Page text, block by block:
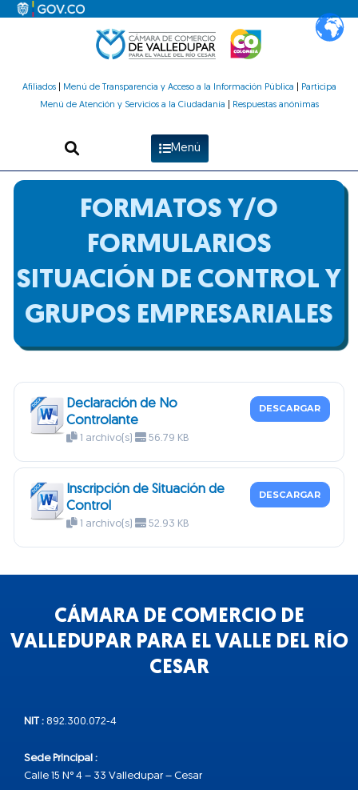
Afiliados| Menú de Transparencia y Acceso a la Información Pública
Participa
Menú de Atención y Servicios a la Ciudadanía
Respuestas anónimas
Menú
FORMATOS Y/O
FORMULARIOS
SITUACIÓN DE CONTROL Y
GRUPOS EMPRESARIALES
Declaración de No
Controlante
1 archivo(s) 56.79 KB
DESCARGAR
Inscripción de Situación de
Control
1 archivo(s) 52.93 KB
DESCARGAR
CÁMARA DE COMERCIO DE
VALLEDUPAR PARA EL VALLE DEL RÍO
CESAR
NIT : 892.300.072-4
Sede Principal :
Calle 15 N° 4 – 33 Valledupar – Cesar